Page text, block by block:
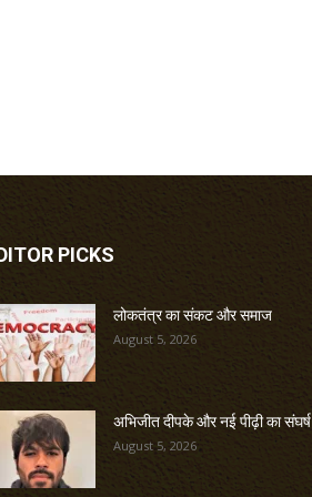
PICKS
लोकतंत्र का संकट और समाज
August 5, 2026
अभिजीत दीपके और नई पीढ़ी का संघर्ष
August 5, 2026